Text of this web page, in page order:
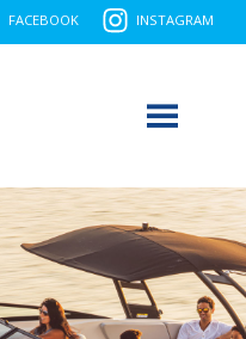
FACEBOOK INSTAGRAM